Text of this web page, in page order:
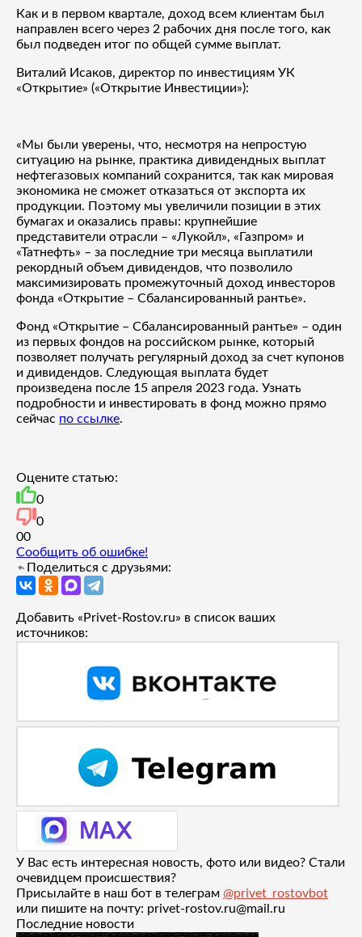
Как и в первом квартале, доход всем клиентам был
направлен всего через 2 рабочих дня после того, как
был подведен итог по общей сумме выплат.
Виталий Исаков, директор по инвестициям УК
«Открытие» («Открытие Инвестиции»):
«Мы были уверены, что, несмотря на непростую
ситуацию на рынке, практика дивидендных выплат
нефтегазовых компаний сохранится, так как мировая
экономика не сможет отказаться от экспорта их
продукции. Поэтому мы увеличили позиции в этих
бумагах и оказались правы: крупнейшие
представители отрасли – «Лукойл», «Газпром» и
«Татнефть» – за последние три месяца выплатили
рекордный объем дивидендов, что позволило
максимизировать промежуточный доход инвесторов
фонда «Открытие – Сбалансированный рантье».
Фонд «Открытие – Сбалансированный рантье» – один
из первых фондов на российском рынке, который
позволяет получать регулярный доход за счет купонов
и дивидендов. Следующая выплата будет
произведена после 15 апреля 2023 года. Узнать
подробности и инвестировать в фонд можно прямо
сейчас по ссылке.
Оцените статью:
0
0
00
Сообщить об ошибке!
Поделиться с друзьями:
Добавить «Privet-Rostov.ru» в список ваших
источников:
У Вас есть интересная новость, фото или видео? Стали
очевидцем происшествия?
Присылайте в наш бот в телеграм @privet_rostovbot
или пишите на почту: privet-rostov.ru@mail.ru
Последние новости